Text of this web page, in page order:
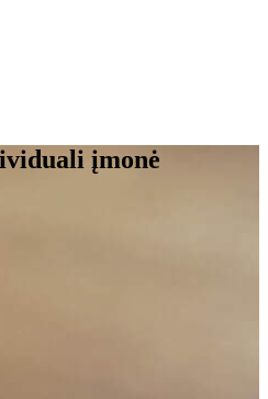
įmonė